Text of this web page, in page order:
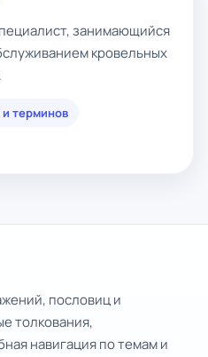
занимающийся
кровельных
терминов
пословиц и
толкования,
навигация по темам и